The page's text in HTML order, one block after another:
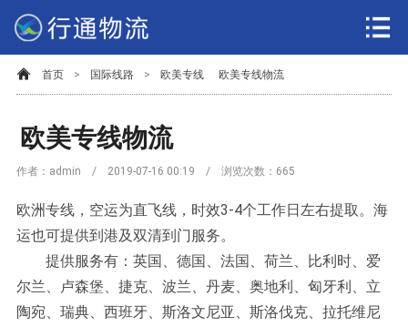
首页 > 国际线路 > 欧美专线 欧美专线物流
欧美专线物流
作者：admin / 2019-07-16 00:19 / 浏览次数： 665
欧洲专线，空运为直飞线，时效3-4个工作日左右提取。海
运也可提供到港及双清到门服务。
提供服务有：英国、德国、法国、荷兰、比利时、爱
尔兰、卢森堡、捷克、波兰、丹麦、奥地利、匈牙利、立
陶宛、瑞典、西班牙、斯洛文尼亚、斯洛伐克、拉托维尼